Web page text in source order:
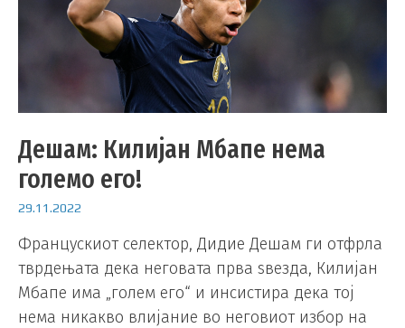
Дешам: Килијан Мбапе нема
големо его!
29.11.2022
Францускиот селектор, Дидие Дешам ги отфрла
тврдењата дека неговата прва ѕвезда, Килијан
Мбапе има „голем его“ и инсистира дека тој
нема никакво влијание во неговиот избор на